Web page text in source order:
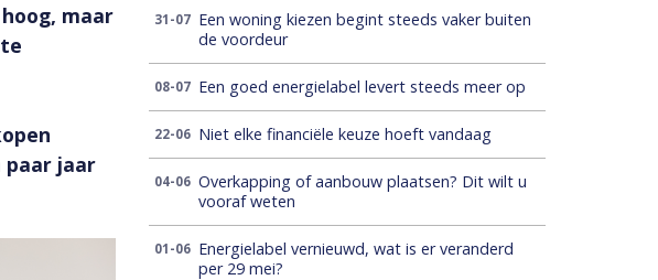
maar
paar jaar
31-07 Een woning kiezen begint steeds vaker buiten
de voordeur
08-07 Een goed energielabel levert steeds meer op
22-06 Niet elke financiële keuze hoeft vandaag
04-06 Overkapping of aanbouw plaatsen? Dit wilt u
vooraf weten
01-06 Energielabel vernieuwd, wat is er veranderd
per 29 mei?